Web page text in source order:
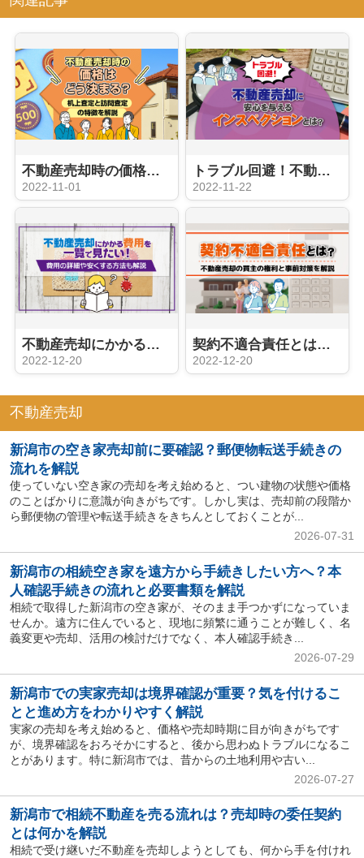
不動産売却時の価格はどう決まる？机上査定と訪問査定の特徴を解説
2022-11-01
トラブル回避！不動産売却に安心を与えるインスペクションとは？
2022-11-22
不動産売却にかかる費用を一覧で見たい！費用の詳細や安くする方法も解説
2022-12-20
契約不適合責任とは？不動産売却の買主の権利と事前対策を解説
2022-12-20
不動産売却
新潟市の空き家売却前に要確認？郵便物転送手続きの
流れを解説
使っていない空き家の売却を考え始めると、つい建物の状態や価格
のことばかりに意識が向きがちです。しかし実は、売却前の段階か
ら郵便物の管理や転送手続きをきちんとしておくことが...
2026-07-31
新潟市の相続空き家を遠方から手続きしたい方へ？本
人確認手続きの流れと必要書類を解説
相続で取得した新潟市の空き家が、そのまま手つかずになっていま
せんか。遠方に住んでいると、現地に頻繁に通うことが難しく、名
義変更や売却、活用の検討だけでなく、本人確認手続き...
2026-07-29
新潟市での実家売却は境界確認が重要？気を付けるこ
とと進め方をわかりやすく解説
実家の売却を考え始めると、価格や売却時期に目が向きがちです
が、境界確認をおろそかにすると、後から思わぬトラブルになるこ
とがあります。特に新潟市では、昔からの土地利用や古い...
2026-07-27
新潟市で相続不動産を売る流れは？売却時の委任契約
とは何かを解説
相続で受け継いだ不動産を売却しようとしても、何から手を付けれ